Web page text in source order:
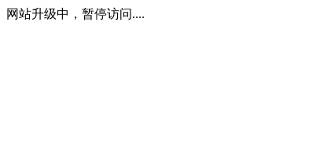
网站升级中，暂停访问....